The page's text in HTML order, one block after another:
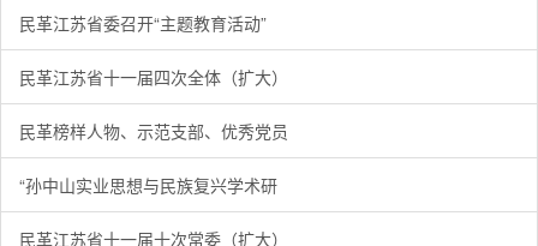
民革江苏省委召开“主题教育活动”
民革江苏省十一届四次全体（扩大）
民革榜样人物、示范支部、优秀党员
“孙中山实业思想与民族复兴学术研
民革江苏省十一届十次常委（扩大）